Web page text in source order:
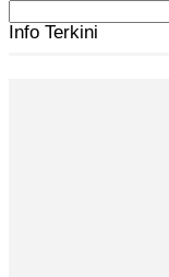
Info Terkini